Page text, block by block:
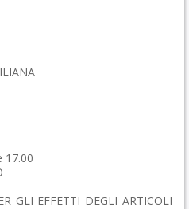
17.00
GLI EFFETTI DEGLI ARTICOLI